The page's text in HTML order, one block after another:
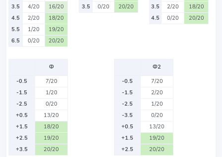
3.5
4/20
16/20
4.5
2/20
18/20
5.5
1/20
19/20
6.5
0/20 20/20
3.5
0/20 20/20
3.5
2/20
18/20
4.5
0/20 20/20
Ф
-0.5
7/20
-1.5
1/20
-2.5
0/20
+0.5
13/20
+1.5
18/20
+2.5
19/20
+3.5
20/20
Ф2
-0.5
7/20
-1.5
2/20
-2.5
1/20
-3.5
0/20
+0.5
13/20
+1.5
19/20
+2.5
20/20